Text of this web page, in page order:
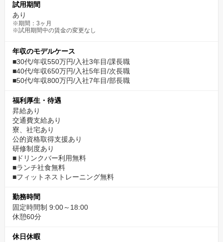
試用期間
あり
※期間：3ヶ月
※試用期間中の賃金の変更なし
年収のモデルケース
■30代/年収550万円/入社3年目/課長職
■40代/年収650万円/入社5年目/次長職
■50代/年収800万円/入社7年目/部長職
福利厚生・待遇
昇給あり
交通費支給あり
寮、社宅あり
公的資格取得支援あり
研修制度あり
■ドリンクバー利用無料
■ランチ社食無料
■フィットネストレーニング無料
勤務時間
固定時間制 9:00～18:00
休憩60分
休日休暇